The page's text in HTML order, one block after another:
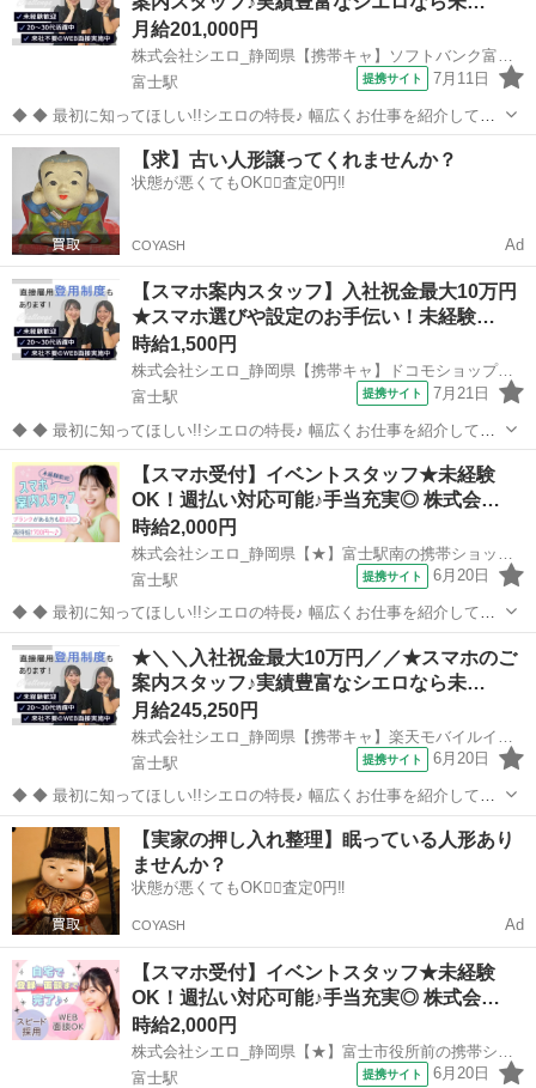
30分〜1時間かけて丁寧に1着...
月給201,000円
株式会社シエロ_静岡県【携帯キャ】ソフトバンク富士駅南/AF5
富士駅
提携サイト 7月11日
◆ ◆ 最初に知ってほしい!!シエロの特長♪ 幅広くお仕事を紹介してい
る当社！ 専任のコーディネーターがあなたの希望をしっかりお伺いし
て?お仕事探しに丁寧に向き合います！ ＼＼うれしい高収入×週払い♪
／／ 高収入でしっ...
静岡 富士市 富士駅 携帯ショップ
【求】古い人形譲ってくれませんか？
状態が悪くてもOK🙆‍♀️査定0円‼️
COYASH Ad
【スマホ案内スタッフ】入社祝金最大10万円
★スマホ選びや設定のお手伝い！未経験…
時給1,500円
株式会社シエロ_静岡県【携帯キャ】ドコモショップ富士南店/AF5
富士駅
提携サイト 7月21日
◆ ◆ 最初に知ってほしい!!シエロの特長♪ 幅広くお仕事を紹介してい
る当社！ 専任のコーディネーターがあなたの希望をしっかりお伺いし
て、お仕事探しに丁寧に向き合います！ ＼＼うれしい高収入×週払い♪
／／ 高収入でしっか...
静岡 富士市 携帯ショップ
【スマホ受付】イベントスタッフ★未経験
OK！週払い対応可能♪手当充実◎ 株式会…
時給2,000円
富士駅
提携サイト 6月20日
◆ ◆ 最初に知ってほしい!!シエロの特長♪ 幅広くお仕事を紹介してい
る当社！ 専任のコーディネーターがあなたの希望をしっかりお伺いし
て、お仕事探しに丁寧に向き合います！ ＼＼うれしい高収入×週払い♪
／／ 高収入でしっか...
静岡 富士駅 携帯ショップ
★＼＼入社祝金最大10万円／／★スマホのご
案内スタッフ♪実績豊富なシエロなら未…
月給245,250円
富士駅
提携サイト 6月20日
◆ ◆ 最初に知ってほしい!!シエロの特長♪ 幅広くお仕事を紹介してい
る当社！ 専任のコーディネーターがあなたの希望をしっかりお伺いし
て、お仕事探しに丁寧に向き合います！ ＼＼うれしい高収入×週払い♪
／／ 高収入でしっか...
静岡 富士市 富士駅 携帯ショップ
【実家の押し入れ整理】眠っている人形あり
ませんか？
状態が悪くてもOK🙆‍♀️査定0円‼️
COYASH Ad
【スマホ受付】イベントスタッフ★未経験
OK！週払い対応可能♪手当充実◎ 株式会…
時給2,000円
富士駅
提携サイト 6月20日